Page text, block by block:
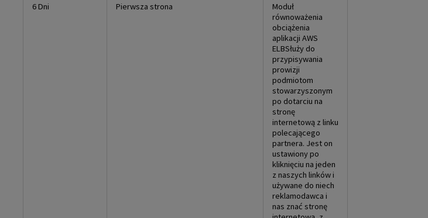
6 Dni Pierwsza strona
Moduł
równoważenia
obciążenia
aplikacji AWS
ELBSłuży do
przypisywania
prowizji
podmiotom
stowarzyszonym
po dotarciu na
stronę
internetową z linku
polecającego
partnera. Jest on
ustawiony po
kliknięciu na jeden
z naszych linków i
używane do niech
reklamodawca i
nas znać stronę